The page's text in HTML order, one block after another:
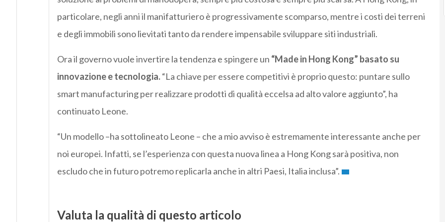
particolare, negli anni il manifatturiero è progressivamente scomparso, mentre i costi dei terreni
e degli immobili sono lievitati tanto da rendere impensabile sviluppare siti industriali.
Ora il governo vuole invertire la tendenza e spingere un “Made in Hong Kong” basato su
innovazione e tecnologia.“La chiave per essere competitivi è proprio questo: puntare sullo
smart manufacturing per realizzare prodotti di qualità eccelsa ad alto valore aggiunto”, ha
continuato Leone.
“Un modello –ha sottolineato Leone – che a mio avviso è estremamente interessante anche per
noi europei. Infatti, se l’esperienza con questa nuova linea a Hong Kong sarà positiva, non
escludo che in futuro potremo replicarla anche in altri Paesi, Italia inclusa”.
Valuta la qualità di questo articolo